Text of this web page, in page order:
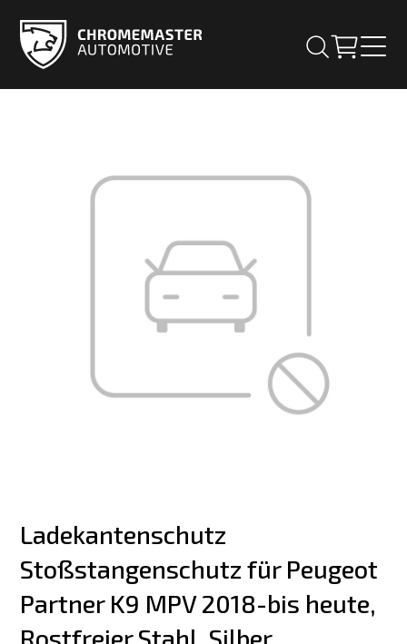
Ladekantenschutz
Stoßstangenschutz für Peugeot
Partner K9 MPV 2018-bis heute,
Rostfreier Stahl, Silber,